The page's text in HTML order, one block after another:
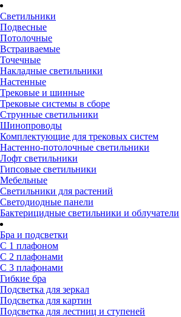
Светильники
Подвесные
Потолочные
Встраиваемые
Точечные
Накладные светильники
Настенные
Трековые и шинные
Трековые системы в сборе
Струнные светильники
Шинопроводы
Комплектующие для трековых систем
Настенно-потолочные светильники
Лофт светильники
Гипсовые светильники
Мебельные
Светильники для растений
Светодиодные панели
Бактерицидные светильники и облучатели
Бра и подсветки
С 1 плафоном
С 2 плафонами
С 3 плафонами
Гибкие бра
Подсветка для зеркал
Подсветка для картин
Подсветка для лестниц и ступеней